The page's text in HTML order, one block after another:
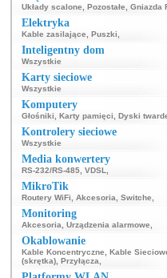
Układy scalone Pozostałe Gniazda
Elektryka
Kable zasilające Puszki
Inteligentny dom
Wszystkie
Karty sieciowe
Wszystkie
Komputery
Głośniki Karty pamięci Dyski
Kontrolery sieciowe
Wszystkie
Media konwertery
RS-232/RS-485 VDSL
MikroTik
Routery WiFi Akcesoria Switche
Monitoring
Akcesoria Urządzenia alarmowe
Okablowanie
Kable Koncentryczne
Kable
(skrętka) Przyłącza